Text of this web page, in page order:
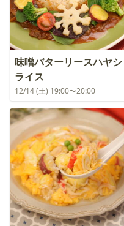
味噌バターリースハヤシ
ライス
12/14 (土) 19:00〜20:00